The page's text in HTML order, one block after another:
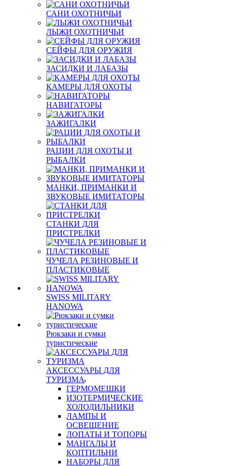
САНИ ОХОТНИЧЬИ
ЛЫЖИ ОХОТНИЧЬИ
СЕЙФЫ ДЛЯ ОРУЖИЯ
ЗАСИДКИ И ЛАБАЗЫ
КАМЕРЫ ДЛЯ ОХОТЫ
НАВИГАТОРЫ
ЗАЖИГАЛКИ
РАЦИИ ДЛЯ ОХОТЫ И
РЫБАЛКИ
МАНКИ, ПРИМАНКИ И
ЗВУКОВЫЕ ИМИТАТОРЫ
СТАНКИ ДЛЯ
ПРИСТРЕЛКИ
ЧУЧЕЛА РЕЗИНОВЫЕ И
ПЛАСТИКОВЫЕ
SWISS MILITARY
HANOWA
Рюкзаки и сумки
туристические
АКСЕССУАРЫ ДЛЯ
ТУРИЗМА
ГЕРМОМЕШКИ
ИЗОТЕРМИЧЕСКИЕ
ХОЛОДИЛЬНИКИ
ЛАМПЫ И
ОСВЕЩЕНИЕ
ЛОПАТЫ И ТОПОРЫ
МАНГАЛЫ И
КОПТИЛЬНИ
НАБОРЫ ДЛЯ